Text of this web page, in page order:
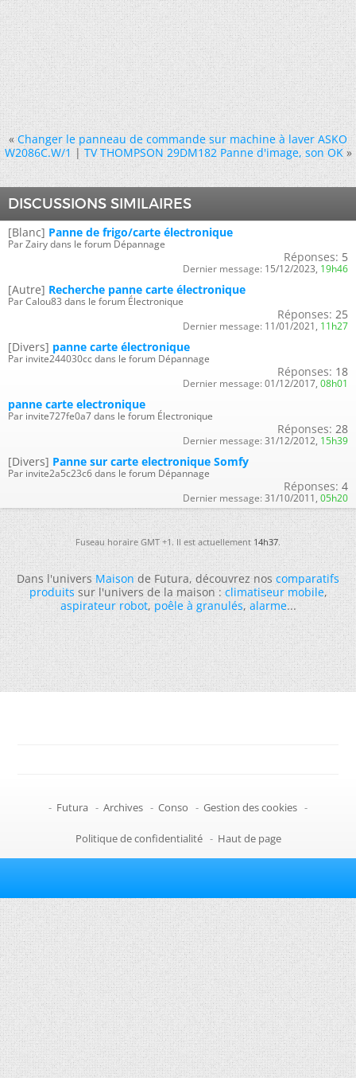
« Changer le panneau de commande sur machine à laver ASKO
W2086C.W/1|TV THOMPSON 29DM182 Panne d'image, son OK »
DISCUSSIONS SIMILAIRES
[Blanc] Panne de frigo/carte électronique
Par Zairy dans le forum Dépannage
Réponses: 5
Dernier message: 15/12/2023, 19h46
[Autre] Recherche panne carte électronique
Par Calou83 dans le forum Électronique
Réponses: 25
Dernier message: 11/01/2021, 11h27
[Divers] panne carte électronique
Par invite244030cc dans le forum Dépannage
Réponses: 18
Dernier message: 01/12/2017, 08h01
panne carte electronique
Par invite727fe0a7 dans le forum Électronique
Réponses: 28
Dernier message: 31/12/2012, 15h39
[Divers] Panne sur carte electronique Somfy
Par invite2a5c23c6 dans le forum Dépannage
Réponses: 4
Dernier message: 31/10/2011, 05h20
Fuseau horaire GMT +1. Il est actuellement 14h37.
Dans l'universMaisonde Futura, découvrez noscomparatifs
produitssur l'univers de la maison :climatiseur mobile,
aspirateur robot,poêle à granulés,alarme...
- Futura - Archives - Conso - Gestion des cookies -
Politique de confidentialité - Haut de page